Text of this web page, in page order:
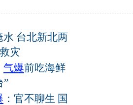
水 台北新北两
灾
气爆前吃海鲜
”
：官不聊生 国